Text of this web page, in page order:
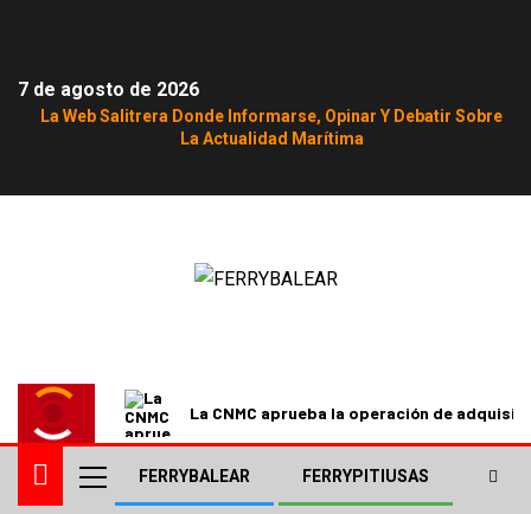
7 de agosto de 2026
La Web Salitrera Donde Informarse, Opinar Y Debatir Sobre
La Actualidad Marítima
La CNMC aprueba la operación de
FERRYBALEAR FERRYPITIUSAS